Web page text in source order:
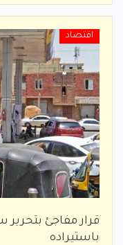
اقتصاد
قرار مفاجئ
باستيراده